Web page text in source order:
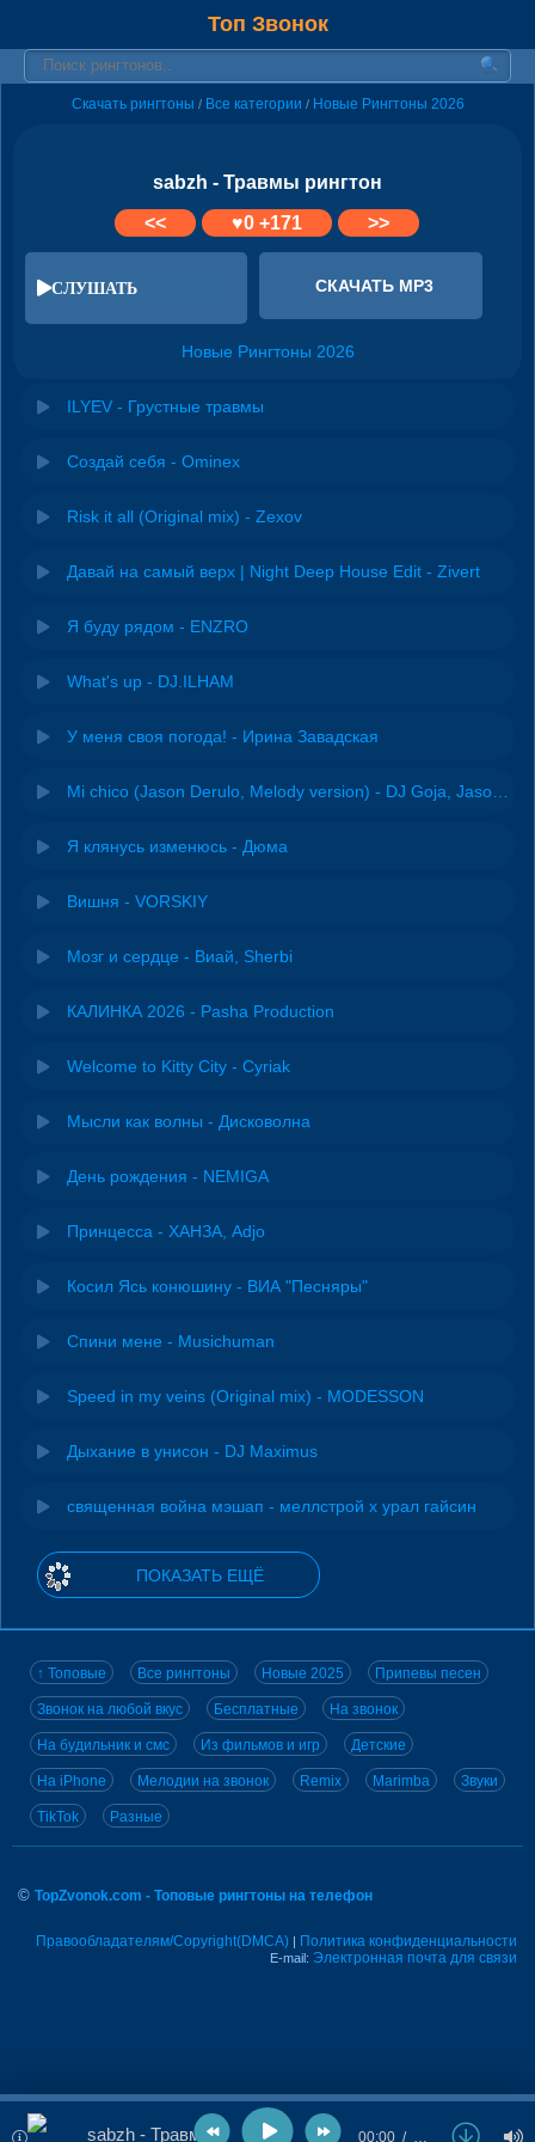
Топ Звонок
Скачать рингтоны / Все категории / Новые Рингтоны 2026
sabzh - Травмы рингтон
<<
♥0+171 >>
СЛУШАТЬ СКАЧАТЬ MP3
Новые Рингтоны 2026
ILYEV - Грустные травмы
Создай себя - Ominex
Risk it all (Original mix) - Zexov
Давай на самый верх | Night Deep House Edit - Zivert
Я буду рядом - ENZRO
What's up - DJ.ILHAM
У меня своя погода! - Ирина Завадская
Я клянусь изменюсь - Дюма
Вишня - VORSKIY
Мозг и сердце - Виай, Sherbi
КАЛИНКА 2026 - Pasha Production
Welcome to Kitty City - Cyriak
Мысли как волны - Дисковолна
День рождения - NEMIGA
Принцесса - ХАНЗА, Adjo
Косил Ясь конюшину - ВИА "Песняры"
Спини мене - Musichuman
Speed in my veins (Original mix) - MODESSON
Дыхание в унисон - DJ Maximus
священная война мэшап - меллстрой х урал гайсин
ПОКАЗАТЬ ЕЩЁ
↑ Топовые Все рингтоны Новые 2025 Припевы песен
Звонок на любой вкус Бесплатные На звонок
На будильник и смс Из фильмов и игр Детские
На iPhone Мелодии на звонок Remix Marimba Звуки
TikTok Разные
© TopZvonok.com - Топовые рингтоны на телефон
Правообладателям/Copyright(DMCA) | Политика конфиденциальности
E-mail: Электронная почта для связи
sabzh - Травмы 00:00 …